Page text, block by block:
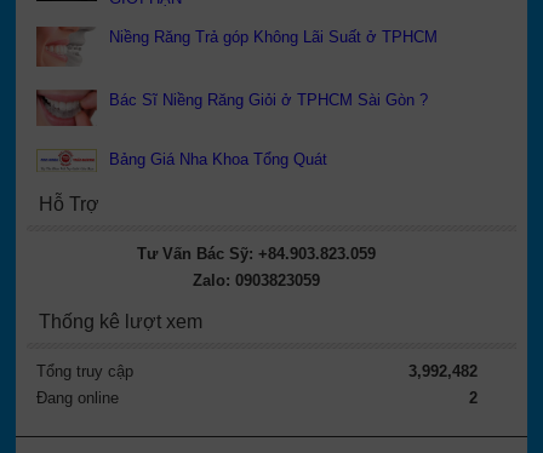
Niềng Răng Trả góp Không Lãi Suất ở TPHCM
Bác Sĩ Niềng Răng Giỏi ở TPHCM Sài Gòn ?
Bảng Giá Nha Khoa Tổng Quát
Hỗ Trợ
Tư Vấn Bác Sỹ: +84.903.823.059
Zalo: 0903823059
Thống kê lượt xem
Tổng truy cập
3,992,482
Đang online
2